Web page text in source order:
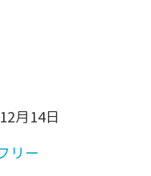
月14日
リー